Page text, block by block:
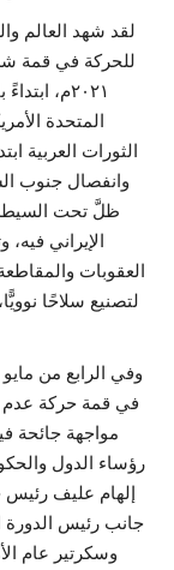
لقد شهد العالم
٢٠٢١م،
المتحدة
الثورات العربية
وانفصال جنوب
ظلَّ تحت السيطرة
الإيراني
العقوبات
لتصنيع سلاحًا
في قمة حركة عدم
مواجهة جائحة
رؤساء الدول
إلهام عليف رئيس
جانب رئيس الدورة
وسكرتير عام